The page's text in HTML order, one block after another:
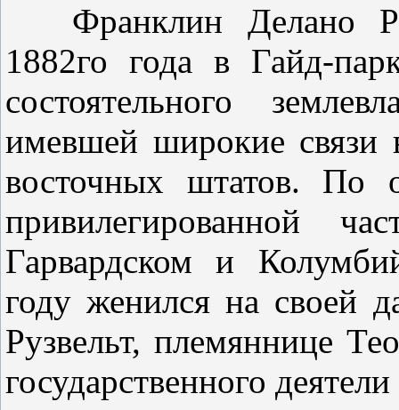
Франклин Делано
1882го года в Гайд-
состоятельного
имевшей широкие связи
восточных штатов. По
привилегированной
Гарвардском и
году женился на своей
Рузвельт, племяннице
государственного